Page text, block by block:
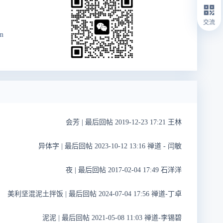
会芳 | 最后回帖 2019-12-23 17:21 王林
异体字 | 最后回帖 2023-10-12 13:16 禅道 - 闫敏
夜 | 最后回帖 2017-02-04 17:49 石洋洋
美利坚混泥土拌饭 | 最后回帖 2024-07-04 17:56 禅道-丁卓
泥泥 | 最后回帖 2021-05-08 11:03 禅道-李锡碧
交流